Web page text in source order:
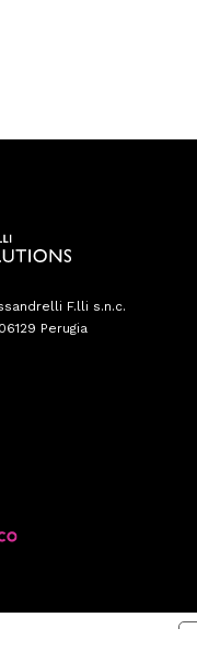
F.lli s.n.c.
Perugia